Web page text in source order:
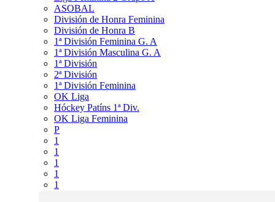
ASOBAL
División de Honra Feminina
División de Honra B
1ª División Feminina G. A
1ª División Masculina G. A
1ª División
2ª División
1ª División Feminina
OK Liga
Hóckey Patíns 1ª Div.
OK Liga Feminina
P
1
1
1
1
1